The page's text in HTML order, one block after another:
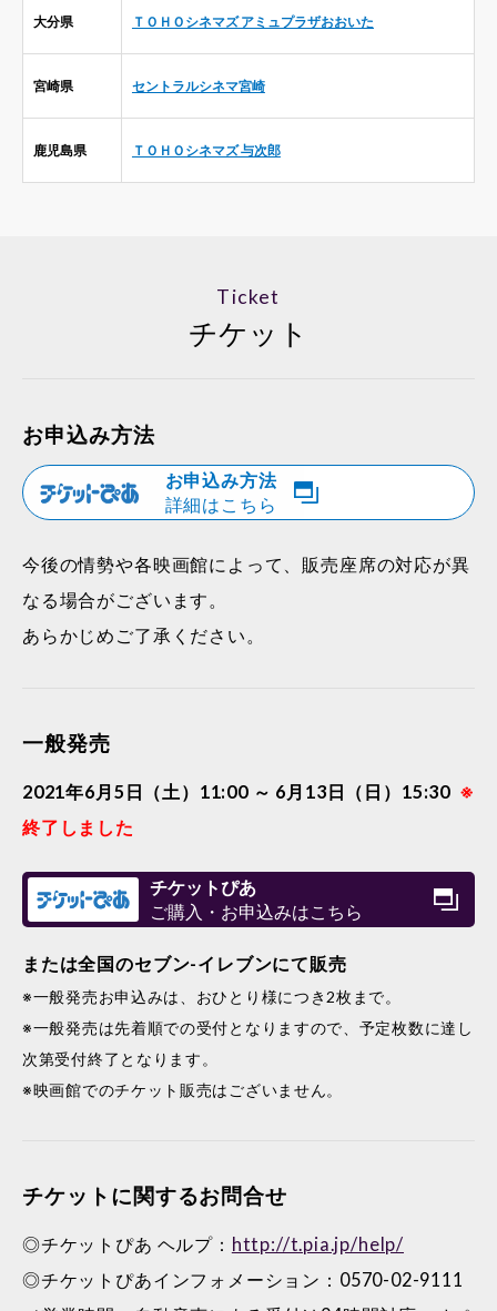
大分県 ＴＯＨＯシネマズ アミュプラザおおいた
宮崎県 セントラルシネマ宮崎
鹿児島県 ＴＯＨＯシネマズ 与次郎
Ticket
チケット
お申込み方法
お申込み方法
詳細はこちら
今後の情勢や各映画館によって、販売座席の対応が異
なる場合がございます。
あらかじめご了承ください。
一般発売
2021年6月5日（土）11:00 ～ 6月13日（日）15:30 ※
終了しました
チケットぴあ
ご購入・お申込みはこちら
または全国のセブン-イレブンにて販売
※一般発売お申込みは、おひとり様につき2枚まで。
※一般発売は先着順での受付となりますので、予定枚数に達し
次第受付終了となります。
※映画館でのチケット販売はございません。
チケットに関するお問合せ
◎チケットぴあ ヘルプ： http://t.pia.jp/help/
◎チケットぴあインフォメーション：0570-02-9111